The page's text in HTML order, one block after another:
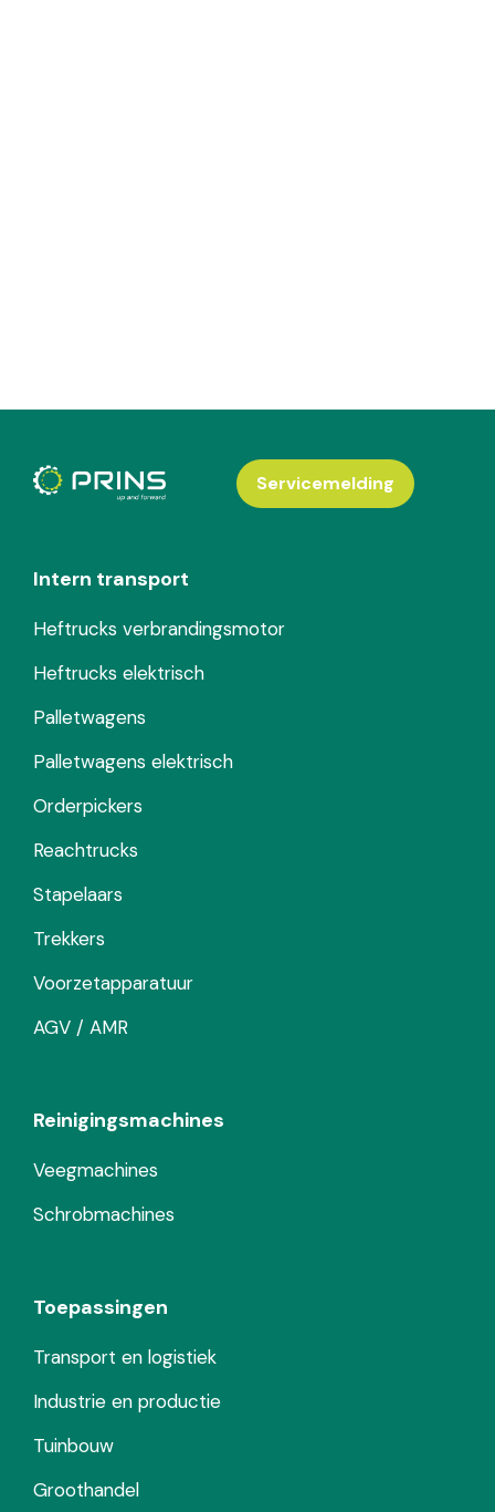
Intern transport
Heftrucks verbrandingsmotor
Heftrucks elektrisch
Palletwagens
Palletwagens elektrisch
Orderpickers
Reachtrucks
Stapelaars
Trekkers
Voorzetapparatuur
AGV / AMR
Reinigingsmachines
Veegmachines
Schrobmachines
Toepassingen
Transport en logistiek
Industrie en productie
Tuinbouw
Groothandel
Servicemelding